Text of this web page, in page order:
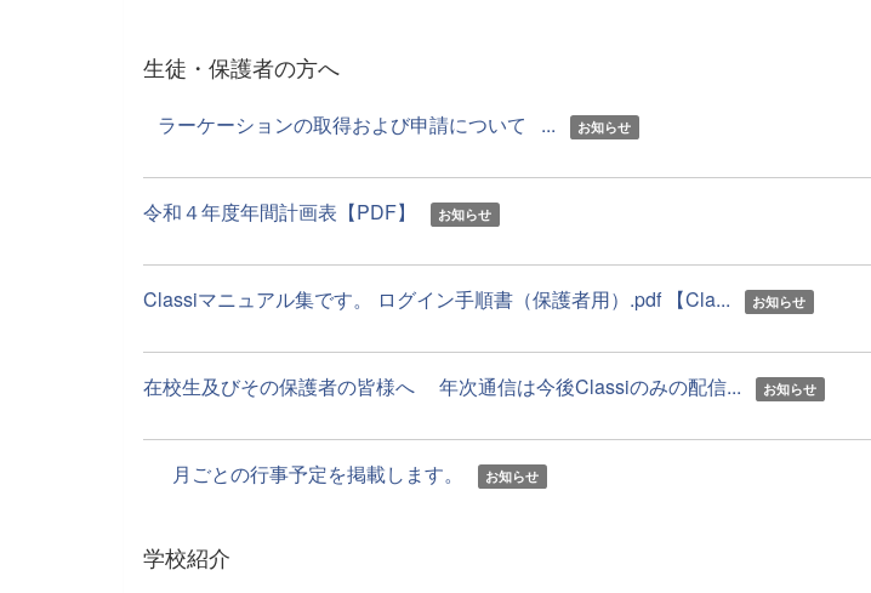
生徒・保護者の方へ
ラーケーションの取得および申請について ... お知らせ
令和４年度年間計画表【PDF】 お知らせ
Classiマニュアル集です。 ログイン手順書（保護者用）.pdf 【Cla... お知らせ
在校生及びその保護者の皆様へ 年次通信は今後Classiのみの配信... お知らせ
月ごとの行事予定を掲載します。 お知らせ
学校紹介